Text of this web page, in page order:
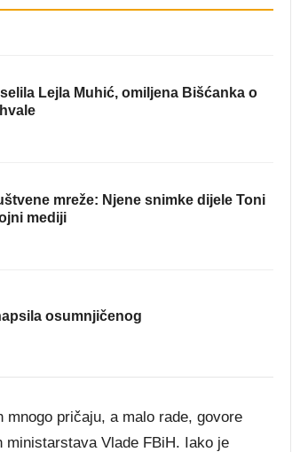
Lejla Muhić, omiljena Bišćanka o
mreže: Njene snimke dijele Toni
mediji
osumnjičenog
pričaju, a malo rade, govore
Vlade FBiH. Iako je